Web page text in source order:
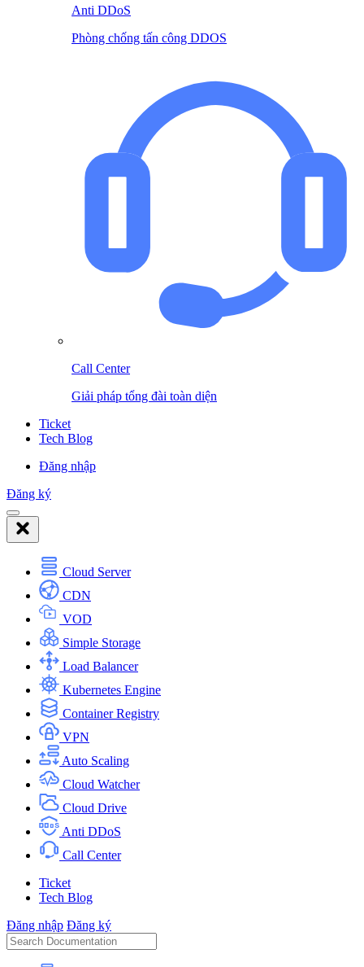
Anti DDoS
Phòng chống tấn công DDOS
Call Center
Giải pháp tổng đài toàn diện
Ticket
Tech Blog
Đăng nhập
Đăng ký
Cloud Server
CDN
VOD
Simple Storage
Load Balancer
Kubernetes Engine
Container Registry
VPN
Auto Scaling
Cloud Watcher
Cloud Drive
Anti DDoS
Call Center
Ticket
Tech Blog
Đăng nhập Đăng ký